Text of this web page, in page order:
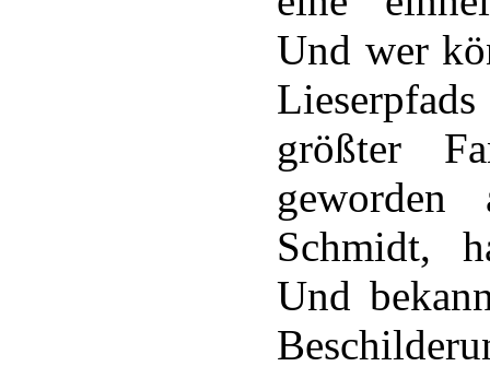
Und wer
größter
Schmidt,
Und